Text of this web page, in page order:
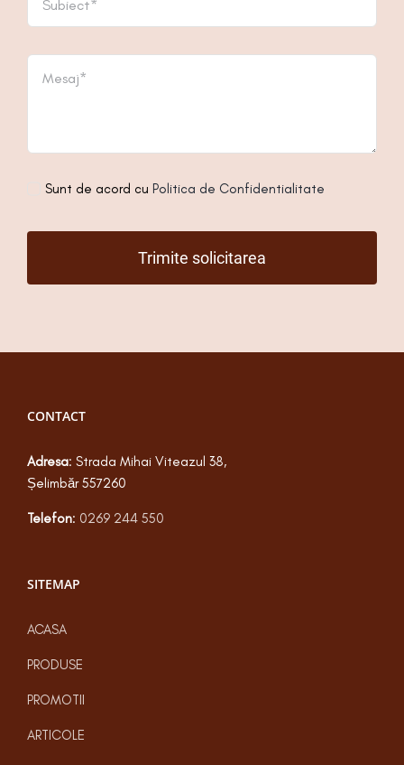
Sunt de acord cuPolitica de Confidentialitate
Trimite solicitarea
CONTACT
Adresa: Strada Mihai Viteazul 38,
Șelimbăr 557260
Telefon: 0269 244 550
SITEMAP
ACASA
PRODUSE
PROMOTII
ARTICOLE